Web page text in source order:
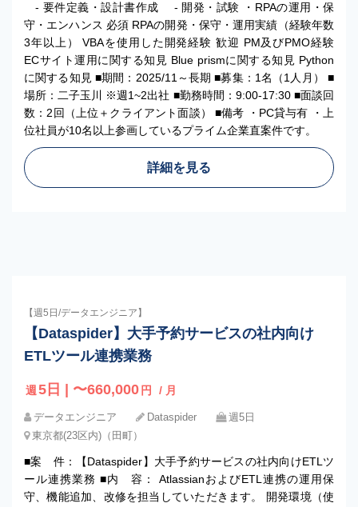
- 要件定義・設計書作成 - 開発・試験 ・RPAの運用・保
守・エンハンス 必須 RPAの開発・保守・運用実績（経験年数
3年以上） VBAを使用した開発経験 歓迎 PM及びPMO経験
ECサイト運用に関する知見 Blue prismに関する知見 Python
に関する知見 ■期間：2025/11～長期 ■募集：1名（1人月） ■
場所：二子玉川 ※週1~2出社 ■勤務時間：9:00-17:30 ■面談回
数：2回（上位＋クライアント面談） ■備考 ・PC貸与有 ・上
位社員が10名以上参画しているプライム企業直案件です。
詳細を見る
【週5日/データエンジニア】
【Dataspider】大手予約サービスの社内向け
ETLツール連携業務
週 5日 | 〜660,000 円 / 月
データエンジニア Dataspider
週5日
東京都(23区内)（田町）
■案 件：【Dataspider】大手予約サービスの社内向けETLツ
ール連携業務 ■内 容： AtlassianおよびETL連携の運用保
守、機能追加、改修を担当していただきます。 開発環境（使